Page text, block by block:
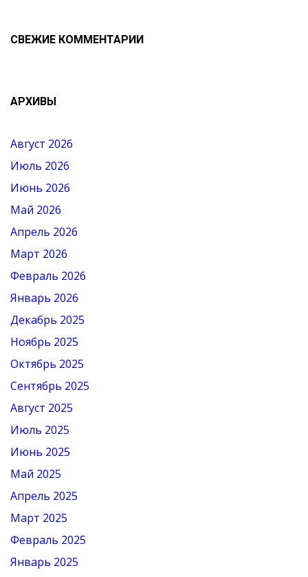
СВЕЖИЕ КОММЕНТАРИИ
АРХИВЫ
Август 2026
Июль 2026
Июнь 2026
Май 2026
Апрель 2026
Март 2026
Февраль 2026
Январь 2026
Декабрь 2025
Ноябрь 2025
Октябрь 2025
Сентябрь 2025
Август 2025
Июль 2025
Июнь 2025
Май 2025
Апрель 2025
Март 2025
Февраль 2025
Январь 2025